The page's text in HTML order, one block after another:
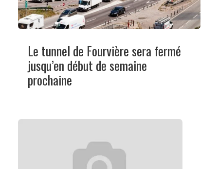
Le tunnel de Fourvière sera fermé
jusqu’en début de semaine
prochaine